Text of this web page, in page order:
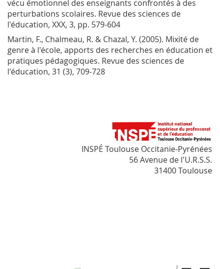
vécu émotionnel des enseignants confrontés à des
perturbations scolaires. Revue des sciences de
l'éducation, XXX, 3, pp. 579-604
Martin, F., Chalmeau, R. & Chazal, Y. (2005). Mixité de
genre à l'école, apports des recherches en éducation et
pratiques pédagogiques. Revue des sciences de
l'éducation, 31 (3), 709-728
INSPÉ Toulouse Occitanie-Pyrénées
56 Avenue de l'U.R.S.S.
31400 Toulouse